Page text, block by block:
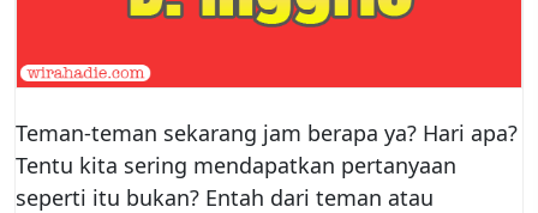
Teman-teman sekarang jam berapa ya? Hari apa?
Tentu kita sering mendapatkan pertanyaan
seperti itu bukan? Entah dari teman atau